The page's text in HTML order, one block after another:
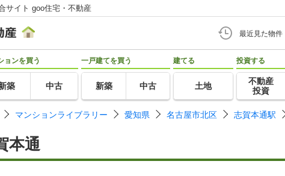
サイト goo住宅・不動産
最近見た物件
ョンを買う
築 中古
一戸建てを買う
新築 中古
建てる
土地
投資する
不動産
投資
マンションライブラリー 愛知県 名古屋市北区 志賀本通駅
本通